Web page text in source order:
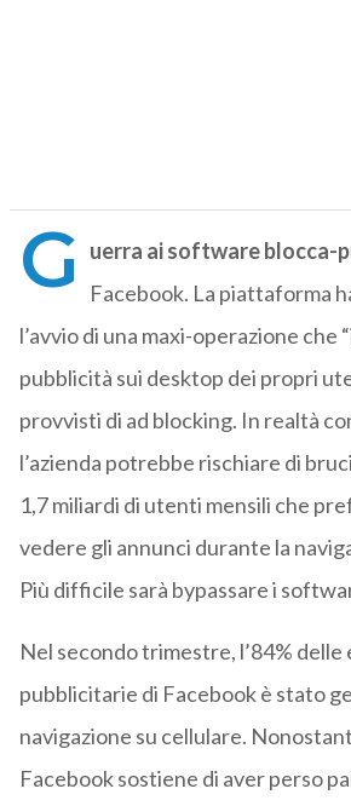
G uerra ai software blocca-
Facebook. La piattaforma
l’avvio di una maxi-operazione che
pubblicità sui desktop dei propri
provvisti di ad blocking. In realtà
l’azienda potrebbe rischiare di
1,7 miliardi di utenti mensili che
vedere gli annunci durante la
Più difficile sarà bypassare i
Nel secondo trimestre, l’84%
pubblicitarie di Facebook è stato
navigazione su cellulare.
Facebook sostiene di aver perso